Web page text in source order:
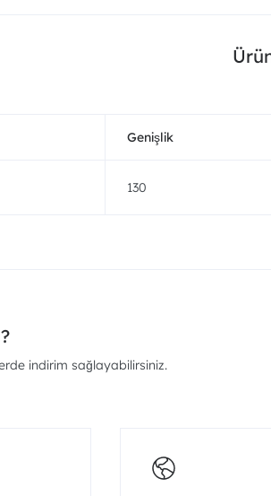
Genişlik
130
indirim sağlayabilirsiniz.